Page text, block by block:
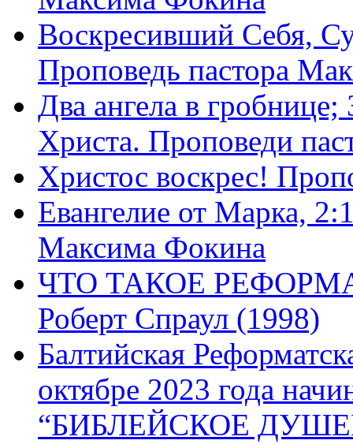
Воскресивший Себя,
Проповедь пастора
Два ангела в
Христа. Проповеди
Христос воскрес!
Евангелие от Марка,
Максима Фокина
ЧТО ТАКОЕ
Роберт Спраул (1998)
Балтийская
октябре 2023 года
“БИБЛЕЙСКОЕ